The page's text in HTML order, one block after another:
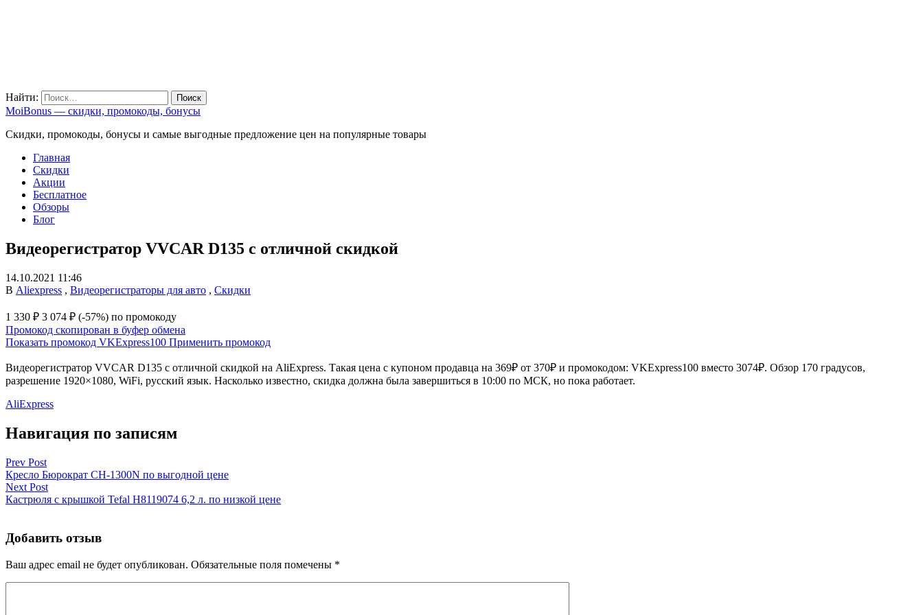
Найти:
MoiBonus — скидки, промокоды, бонусы
Скидки, промокоды, бонусы и самые выгодные предложение цен на популярные товары
Главная
Скидки
Акции
Бесплатное
Обзоры
Блог
Видеорегистратор VVCAR D135 с отличной скидкой
14.10.2021 11:46
В Aliexpress , Видеорегистраторы для авто , Скидки
1 330 ₽ 3 074 ₽ (-57%) по промокоду
Промокод скопирован в буфер обмена
Показать промокод VKExpress100 Применить промокод
Видеорегистратор VVCAR D135 с отличной скидкой на AliExpress. Такая цена с купоном продавца на 369₽ от 370₽ и промокодом: VKExpress100 вместо 3074₽. Обзор 170 градусов,
разрешение 1920×1080, WiFi, русский язык. Насколько известно, скидка должна была завершиться в 10:00 по МСК, но пока работает.
AliExpress
Навигация по записям
Prev Post
Кресло Бюрократ CH-1300N по выгодной цене
Next Post
Кастрюля с крышкой Tefal H8119074 6,2 л. по низкой цене
Добавить отзыв
Ваш адрес email не будет опубликован. Обязательные поля помечены *